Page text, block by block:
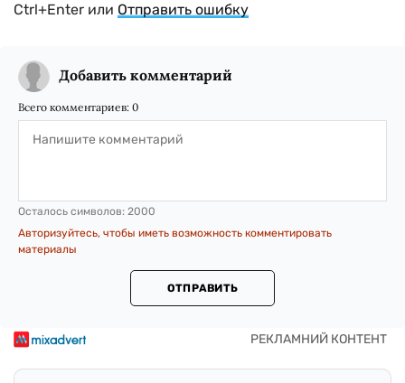
Ctrl+Enter или Отправить ошибку
Добавить комментарий
Всего комментариев: 0
Осталось символов: 2000
Авторизуйтесь, чтобы иметь возможность комментировать
материалы
ОТПРАВИТЬ